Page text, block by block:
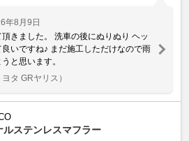
年8月9日
きました。 洗車の後にぬりぬり ヘッ
いですね♪ まだ施工しただけなので雨
と思います。
ヨタ GRヤリス）
ルステンレスマフラー